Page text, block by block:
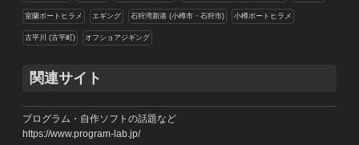
室蘭ボートヒラメ エギング 石狩湾新港 (小樽市・石狩市) 小樽ボートヒラメ
古平川 (古平町) オフショアジギング
関連サイト
プログラム・自作ソフトの話題など
https://www.program-lab.jp/